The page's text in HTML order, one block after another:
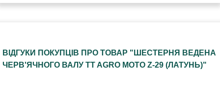
ВІДГУКИ ПОКУПЦІВ ПРО ТОВАР "ШЕСТЕРНЯ ВЕДЕНА
ЧЕРВ'ЯЧНОГО ВАЛУ TT AGRO MOTO Z-29 (ЛАТУНЬ)"